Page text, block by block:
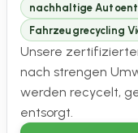
nachhaltige
Fahrzeugrecycling
Unsere
nach strengen
werden recycelt,
entsorgt.